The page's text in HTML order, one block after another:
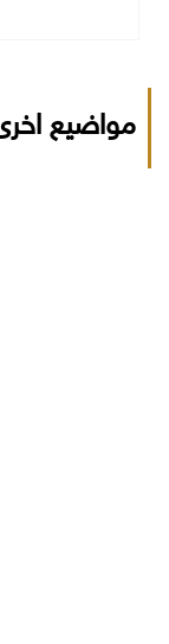
مواضيع